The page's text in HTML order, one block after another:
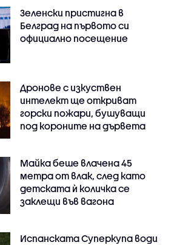
Зеленски пристигна в
Белград на първото си
официално посещение
Дронове с изкуствен
интелект ще откриват
горски пожари, бушуващи
под короните на дървета
Майка беше влачена 45
метра от влак, след като
детската ѝ количка се
заклещи във вагона
Испанската Суперкупа води